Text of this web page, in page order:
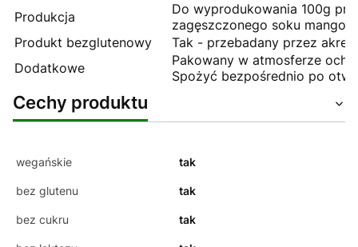
Produkcja
Do wyprodukowania 100g
zagęszczonego soku mango
Produkt bezglutenowy
Tak - przebadany przez
Dodatkowe
Pakowany w atmosferze
Spożyć bezpośrednio po
Cechy produktu
wegańskie tak
bez glutenu tak
bez cukru tak